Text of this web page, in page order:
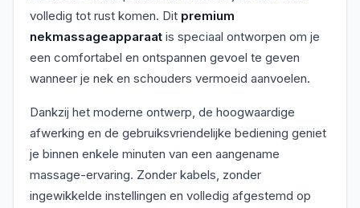
volledig tot rust komen. Dit premium
nekmassageapparaat is speciaal ontworpen om je
een comfortabel en ontspannen gevoel te geven
wanneer je nek en schouders vermoeid aanvoelen.
Dankzij het moderne ontwerp, de hoogwaardige
afwerking en de gebruiksvriendelijke bediening geniet
je binnen enkele minuten van een aangename
massage-ervaring. Zonder kabels, zonder
ingewikkelde instellingen en volledig afgestemd op